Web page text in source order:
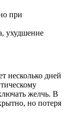
при
ухудшение
несколько дней
желчь. В
но потеря